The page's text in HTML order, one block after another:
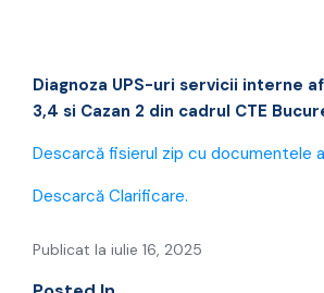
Diagnoza UPS-uri servicii interne
3,4 si Cazan 2 din cadrul CTE
Descarcă fisierul zip cu documentele
Descarcă Clarificare.
Publicat la iulie 16, 2025